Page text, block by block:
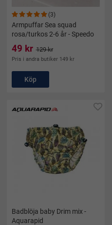
(3)
Armpuffar Sea squad
rosa/turkos 2-6 år - Speedo
49 kr 129 kr
Pris i andra butiker 149 kr
Köp
Badblöja baby Drim mix -
Aquarapid